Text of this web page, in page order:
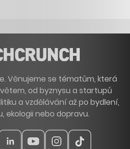
Věnujeme se tématům, která
od byznysu a startupů
a vzdělávání až po bydlení,
ekologii nebo dopravu.